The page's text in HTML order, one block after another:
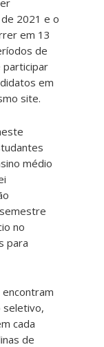
de 2021 e o
em 13
de
participar
em
site.
médio
no
para
seletivo,
cada
de